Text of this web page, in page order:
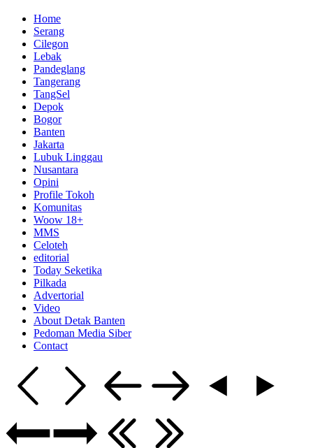
Home
Serang
Cilegon
Lebak
Pandeglang
Tangerang
TangSel
Depok
Bogor
Banten
Jakarta
Lubuk Linggau
Nusantara
Opini
Profile Tokoh
Komunitas
Woow 18+
MMS
Celoteh
editorial
Today Seketika
Pilkada
Advertorial
Video
About Detak Banten
Pedoman Media Siber
Contact